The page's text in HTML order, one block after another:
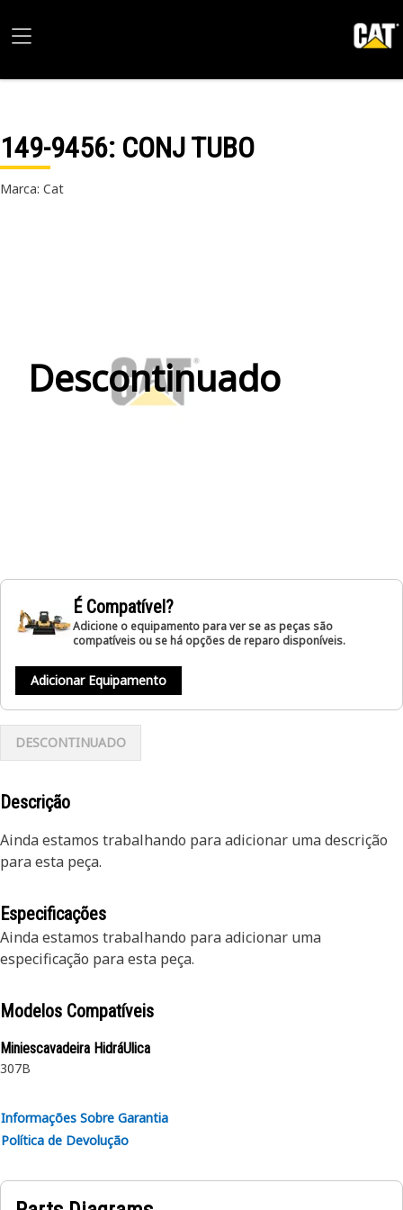
149-9456: CONJ TUBO
Marca: Cat
Descontinuado
É Compatível?
Adicione o equipamento para ver se as peças são
compatíveis ou se há opções de reparo disponíveis.
Adicionar Equipamento
DESCONTINUADO
Descrição
Ainda estamos trabalhando para adicionar uma descrição
para esta peça.
Especificações
Ainda estamos trabalhando para adicionar uma
especificação para esta peça.
Modelos Compatíveis
Miniescavadeira HidráUlica
307B
Informações Sobre Garantia
Política de Devolução